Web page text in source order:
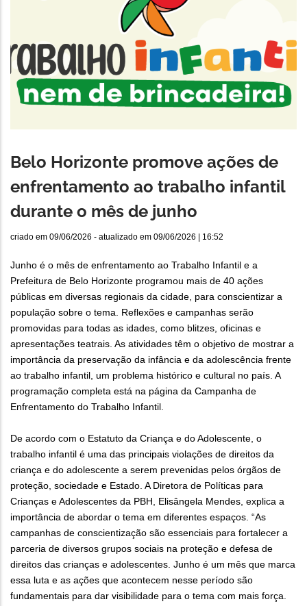
Belo Horizonte promove ações de
enfrentamento ao trabalho infantil
durante o mês de junho
criado em 09/06/2026 - atualizado em 09/06/2026 | 16:52
Junho é o mês de enfrentamento ao Trabalho Infantil e a
Prefeitura de Belo Horizonte programou mais de 40 ações
públicas em diversas regionais da cidade, para conscientizar a
população sobre o tema. Reflexões e campanhas serão
promovidas para todas as idades, como blitzes, oficinas e
apresentações teatrais. As atividades têm o objetivo de mostrar a
importância da preservação da infância e da adolescência frente
ao trabalho infantil, um problema histórico e cultural no país. A
programação completa está na página da Campanha de
Enfrentamento do Trabalho Infantil.
De acordo com o Estatuto da Criança e do Adolescente, o
trabalho infantil é uma das principais violações de direitos da
criança e do adolescente a serem prevenidas pelos órgãos de
proteção, sociedade e Estado. A Diretora de Políticas para
Crianças e Adolescentes da PBH, Elisângela Mendes, explica a
importância de abordar o tema em diferentes espaços. “As
campanhas de conscientização são essenciais para fortalecer a
parceria de diversos grupos sociais na proteção e defesa de
direitos das crianças e adolescentes. Junho é um mês que marca
essa luta e as ações que acontecem nesse período são
fundamentais para dar visibilidade para o tema com mais força.